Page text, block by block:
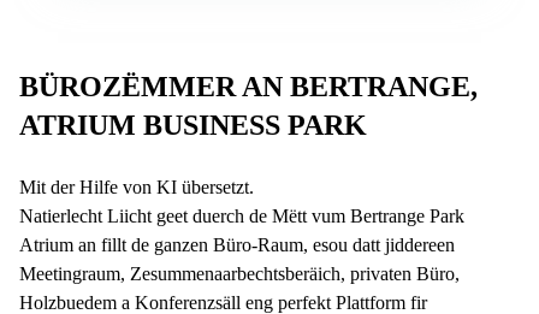
BÜROZËMMER AN BERTRANGE,
ATRIUM BUSINESS PARK
Mit der Hilfe von KI übersetzt.
Natierlecht Liicht geet duerch de Mëtt vum Bertrange Park
Atrium an fillt de ganzen Büro-Raum, esou datt jiddereen
Meetingraum, Zesummenaarbechtsberäich, privaten Büro,
Holzbuedem a Konferenzsäll eng perfekt Plattform fir